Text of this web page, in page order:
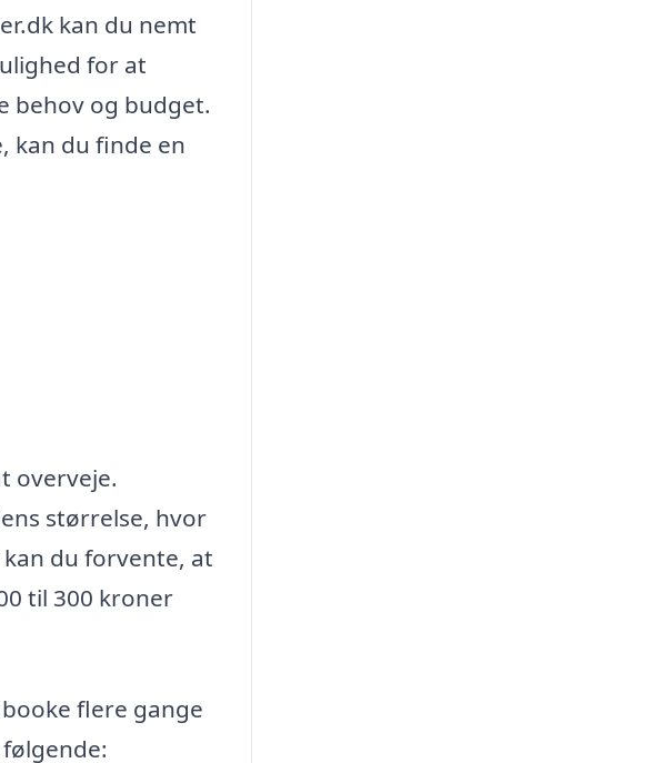
kan du nemt
for at
behov og budget.
kan du finde en
overveje.
størrelse, hvor
du forvente, at
til 300 kroner
flere gange